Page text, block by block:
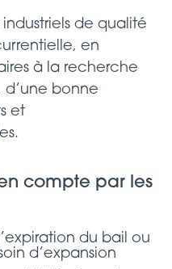
de qualité
en
à la recherche
d’une bonne
et
compte par les
du bail ou
d’expansion